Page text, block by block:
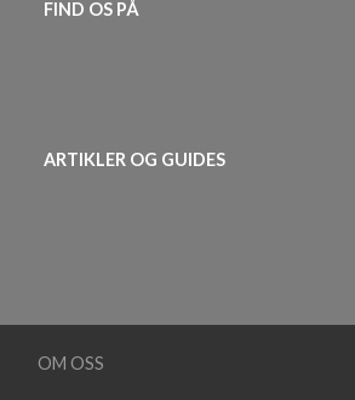
FIND OS PÅ
ARTIKLER OG GUIDES
OM OSS